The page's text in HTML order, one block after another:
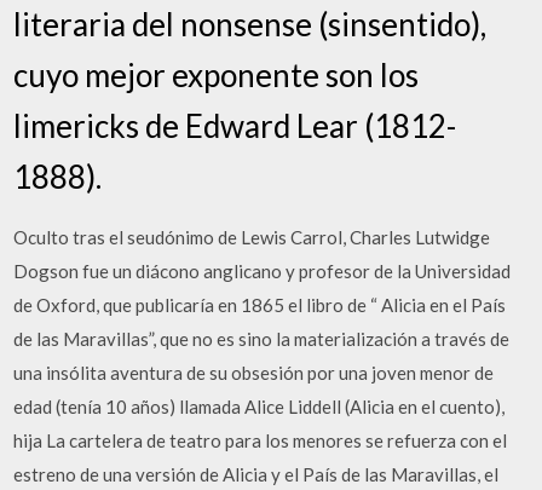
literaria del nonsense (sinsentido),
cuyo mejor exponente son los
limericks de Edward Lear (1812-
1888).
Oculto tras el seudónimo de Lewis Carrol, Charles Lutwidge
Dogson fue un diácono anglicano y profesor de la Universidad
de Oxford, que publicaría en 1865 el libro de “ Alicia en el País
de las Maravillas”, que no es sino la materialización a través de
una insólita aventura de su obsesión por una joven menor de
edad (tenía 10 años) llamada Alice Liddell (Alicia en el cuento),
hija La cartelera de teatro para los menores se refuerza con el
estreno de una versión de Alicia y el País de las Maravillas, el